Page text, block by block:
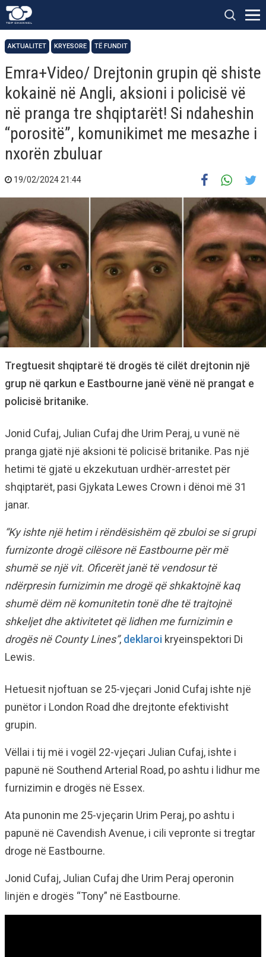
AKTUALITET KRYESORE TË FUNDIT
Emra+Video/ Drejtonin grupin që shiste
kokainë në Angli, aksioni i policisë vë
në pranga tre shqiptarët! Si ndaheshin
“porositë”, komunikimet me mesazhe i
nxorën zbuluar
19/02/2024 21:44
Tregtuesit shqiptarë të drogës të cilët drejtonin një
grup në qarkun e Eastbourne janë vënë në prangat e
policisë britanike.
Jonid Cufaj, Julian Cufaj dhe Urim Peraj, u vunë në
pranga gjatë një aksioni të policisë britanike. Pas një
hetimi të gjatë u ekzekutuan urdhër-arrestet për
shqiptarët, pasi Gjykata Lewes Crown i dënoi më 31
janar.
“Ky ishte një hetim i rëndësishëm që zbuloi se si grupi
furnizonte drogë cilësore ​​në Eastbourne për më
shumë se një vit. Oficerët janë të vendosur të
ndërpresin furnizimin me drogë që shkaktojnë kaq
shumë dëm në komunitetin tonë dhe të trajtojnë
shkeljet dhe aktivitetet që lidhen me furnizimin e
drogës në County Lines”, deklaroi kryeinspektori Di
Lewis.
Hetuesit njoftuan se 25-vjeçari Jonid Cufaj ishte një
punëtor i London Road dhe drejtonte efektivisht
grupin.
Vëllai i tij më i vogël 22-vjeçari Julian Cufaj, ishte i
papunë në Southend Arterial Road, po ashtu i lidhur me
furnizimin e drogës në Essex.
Ata punonin me 25-vjeçarin Urim Peraj, po ashtu i
papunë në Cavendish Avenue, i cili vepronte si tregtar
droge në Eastbourne.
Jonid Cufaj, Julian Cufaj dhe Urim Peraj operonin
linjën e drogës “Tony” në Eastbourne.